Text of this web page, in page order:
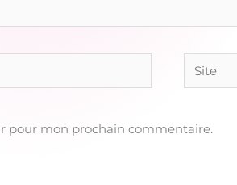
Site
pour mon prochain commentaire.